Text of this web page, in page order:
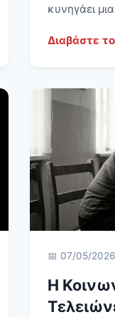
κυνηγάει
Διαβάστε
📅 07/05/2026
Η